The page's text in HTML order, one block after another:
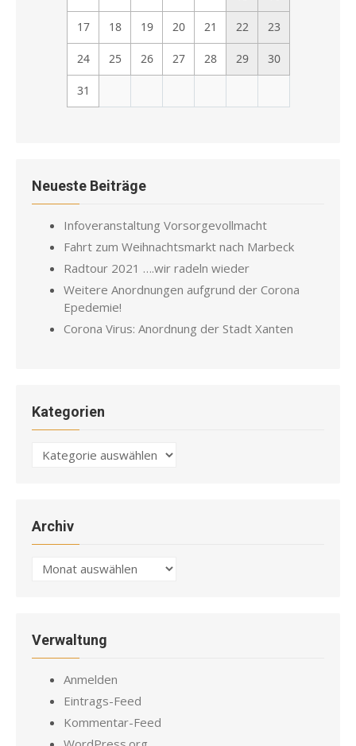
17 18 19 20 21 22 23
24 25 26 27 28 29 30
31
Neueste Beiträge
Infoveranstaltung Vorsorgevollmacht
Fahrt zum Weihnachtsmarkt nach Marbeck
Radtour 2021 ….wir radeln wieder
Weitere Anordnungen aufgrund der Corona
Epedemie!
Corona Virus: Anordnung der Stadt Xanten
Kategorien
Kategorien
Archiv
Archiv
Verwaltung
Anmelden
Eintrags-Feed
Kommentar-Feed